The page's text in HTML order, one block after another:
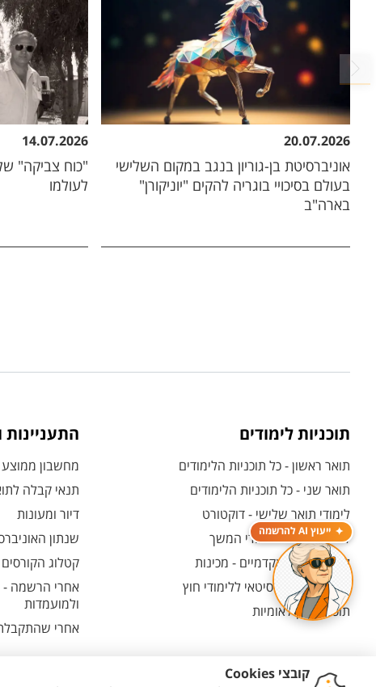
ייעוץ AI להרשמה
20.07.2026
אוניברסיטת בן-גוריון בנגב במקום השלישי
בעולם בסיכויי בוגריה להקים "יוניקורן"
בארה"ב
14.07.2026
"כוח צביקה" של
לעולמו
תוכניות לימודים
תואר ראשון - כל תוכניות הלימודים
תואר שני - כל תוכניות הלימודים
לימודי תואר שלישי - דוקטורט
לימודי תעודה ולימודי המשך
לימודים קדם אקדמיים - מכינות
המרכז האוניברסיטאי ללימודי חוץ
תוכניות בין-לאומיות
מחשבון ממוצע
תנאי קבלה
דיור ומעונות
שנתון
קטלוג
אחרי הרשמה -
ולמועמדות
אחרי